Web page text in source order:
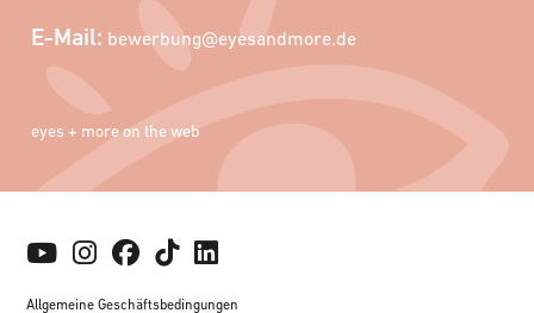
E-Mail: bewerbung@eyesandmore.de
eyes + more on the web
Allgemeine Geschäftsbedingungen